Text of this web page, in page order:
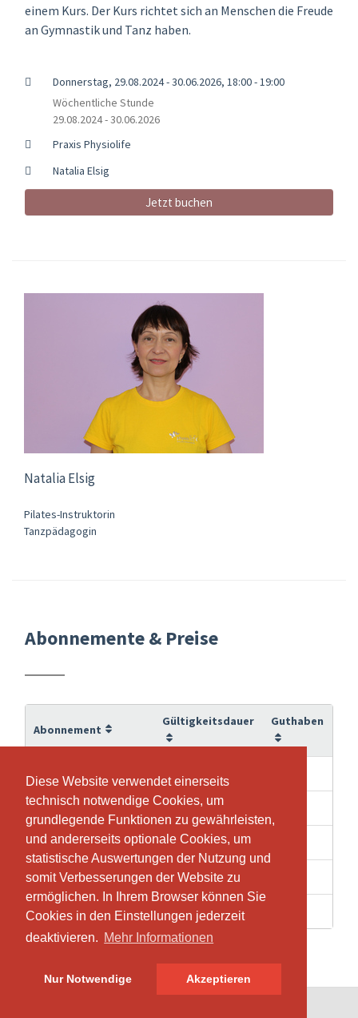
Diese Website verwendet einerseits
technisch notwendige Cookies, um
grundlegende Funktionen zu gewährleisten,
und andererseits optionale Cookies, um
statistische Auswertungen der Nutzung und
somit Verbesserungen der Website zu
ermöglichen. In Ihrem Browser können Sie
Cookies in den Einstellungen jederzeit
deaktivieren. Mehr Informationen
Nur Notwendige Akzeptieren
Diese Website verwendet einerseits
technisch notwendige Cookies, um
grundlegende Funktionen zu gewährleisten,
und andererseits optionale Cookies, um
statistische Auswertungen der Nutzung und
somit Verbesserungen der Website zu
ermöglichen. In Ihrem Browser können Sie
Cookies in den Einstellungen jederzeit
deaktivieren. Mehr Informationen
Nur Notwendige Akzeptieren
einem Kurs. Der Kurs richtet sich an Menschen die Freude
an Gymnastik und Tanz haben.
Donnerstag, 29.08.2024 - 30.06.2026, 18:00 - 19:00
Wöchentliche Stunde
29.08.2024 - 30.06.2026
Praxis Physiolife
Natalia Elsig
Jetzt buchen
Natalia Elsig
Pilates-Instruktorin
Tanzpädagogin
Abonnemente & Preise
Abonnement
Gültigkeitsdauer Guthaben
10er Abo 13 Wochen
20er Abo 25 Wochen
30er Abo 37 Wochen
Einzeleintritt 1 Wochen
Probelektion 3 Wochen